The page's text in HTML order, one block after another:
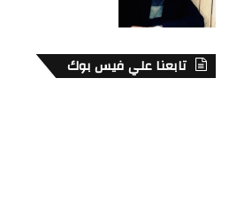
تابعنا علي فيس بوك